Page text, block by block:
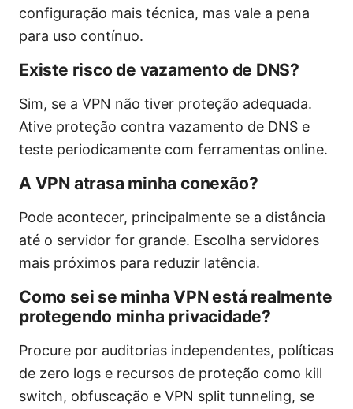
configuração mais técnica, mas vale a pena
para uso contínuo.
Existe risco de vazamento de DNS?
Sim, se a VPN não tiver proteção adequada.
Ative proteção contra vazamento de DNS e
teste periodicamente com ferramentas online.
A VPN atrasa minha conexão?
Pode acontecer, principalmente se a distância
até o servidor for grande. Escolha servidores
mais próximos para reduzir latência.
Como sei se minha VPN está realmente
protegendo minha privacidade?
Procure por auditorias independentes, políticas
de zero logs e recursos de proteção como kill
switch, obfuscação e VPN split tunneling, se